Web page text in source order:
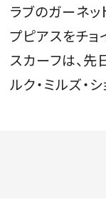
ラブのガーネ
プピアスをチョ
スカーフは、
ルク・ミルズ・